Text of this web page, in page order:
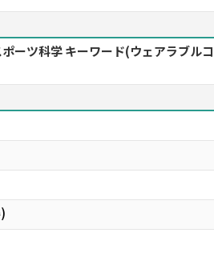
ーツ科学 キーワード(ウェアラブル